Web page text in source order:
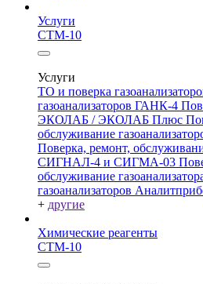
Услуги
СТМ-10
Услуги
ТО и поверка
газоанализаторов ГАНК-4
ЭКОЛАБ / ЭКОЛАБ Плюс
обслуживание
Поверка, ремонт,
СИГНАЛ-4 и СИГМА-03
обслуживание
газоанализаторов
+ другие
Химические реагенты
СТМ-10